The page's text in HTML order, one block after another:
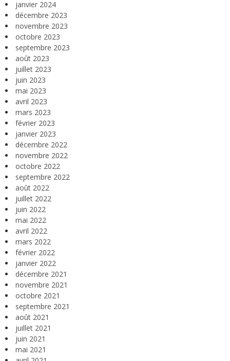
janvier 2024
décembre 2023
novembre 2023
octobre 2023
septembre 2023
août 2023
juillet 2023
juin 2023
mai 2023
avril 2023
mars 2023
février 2023
janvier 2023
décembre 2022
novembre 2022
octobre 2022
septembre 2022
août 2022
juillet 2022
juin 2022
mai 2022
avril 2022
mars 2022
février 2022
janvier 2022
décembre 2021
novembre 2021
octobre 2021
septembre 2021
août 2021
juillet 2021
juin 2021
mai 2021